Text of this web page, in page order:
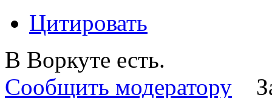
Цитировать
В Воркуте есть.
Сообщить модератору